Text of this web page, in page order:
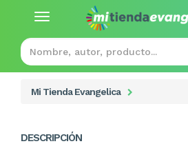
Toggle
Mi Tienda Evangelica
DESCRIPCIÓN